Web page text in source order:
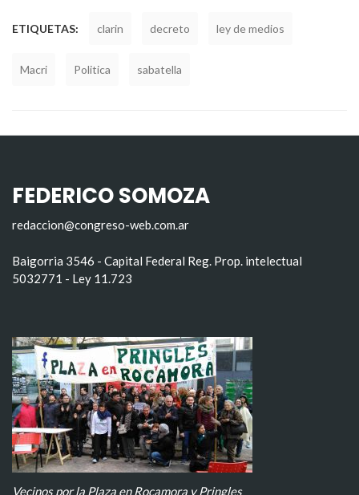
ETIQUETAS: clarin decreto ley de medios
Macri Politica sabatella
FEDERICO SOMOZA
redaccion@congreso-web.com.ar
Baigorria 3546 - Capital Federal Reg. Prop. intelectual
5032771 - Ley 11.723
Vecinos por la Plaza en Rocamora y Pringles